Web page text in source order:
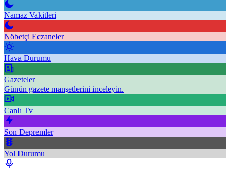
Namaz Vakitleri
Nöbetçi Eczaneler
Hava Durumu
Gazeteler
Günün gazete manşetlerini inceleyin.
Canlı Tv
Son Depremler
Yol Durumu